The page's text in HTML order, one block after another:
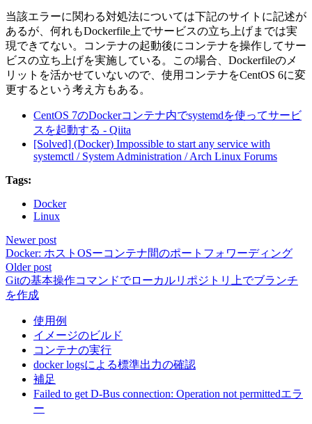
当該エラーに関わる対処法については下記のサイトに記述が
あるが、何れもDockerfile上でサービスの立ち上げまでは実
現できてない。コンテナの起動後にコンテナを操作してサー
ビスの立ち上げを実施している。この場合、Dockerfileのメ
リットを活かせていないので、使用コンテナをCentOS 6に変
更するという考え方もある。
CentOS 7のDockerコンテナ内でsystemdを使ってサービ
スを起動する - Qiita
[Solved] (Docker) Impossible to start any service with
systemctl / System Administration / Arch Linux Forums
Tags:
Docker
Linux
Newer post
Docker: ホストOSーコンテナ間のポートフォワーディング
Older post
Gitの基本操作コマンドでローカルリポジトリ上でブランチ
を作成
使用例
イメージのビルド
コンテナの実行
docker logsによる標準出力の確認
補足
Failed to get D-Bus connection: Operation not permittedエラ
ー